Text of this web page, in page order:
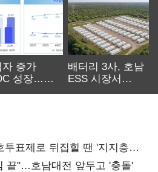
자 증가
성장…
배터리 3사, 호남
ESS 시장서
표제로 뒤집힐 땐 '지지층
끝"…호남대전 앞두고 '충돌'